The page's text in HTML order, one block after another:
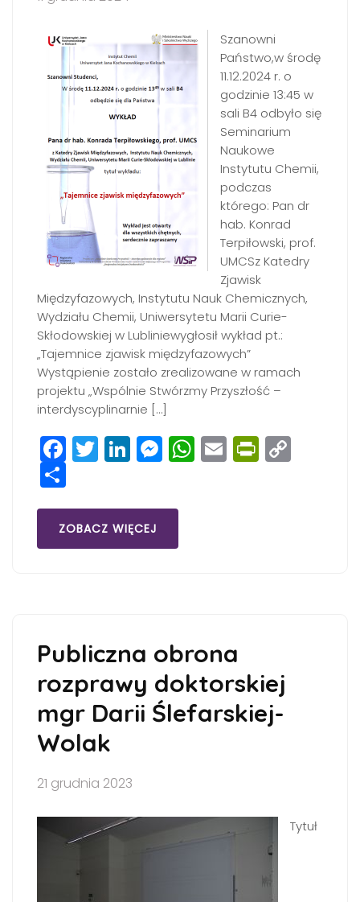
Szanowni
Państwo,w środę
11.12.2024 r. o
godzinie 13:45 w
sali B4 odbyło się
Seminarium
Naukowe
Instytutu Chemii,
podczas
którego: Pan dr
hab. Konrad
Terpiłowski, prof.
UMCSz Katedry
Zjawisk
Międzyfazowych, Instytutu Nauk Chemicznych,
Wydziału Chemii, Uniwersytetu Marii Curie-
Skłodowskiej w Lubliniewygłosił wykład pt.:
„Tajemnice zjawisk międzyfazowych”
Wystąpienie zostało zrealizowane w ramach
projektu „Wspólnie Stwórzmy Przyszłość –
interdyscyplinarnie […]
Facebook
Twitter
LinkedIn
Messenger
WhatsApp
Email
Share
ZOBACZ WIĘCEJ
Publiczna obrona
rozprawy doktorskiej
mgr Darii Ślefarskiej-
Wolak
21 grudnia 2023
Tytuł